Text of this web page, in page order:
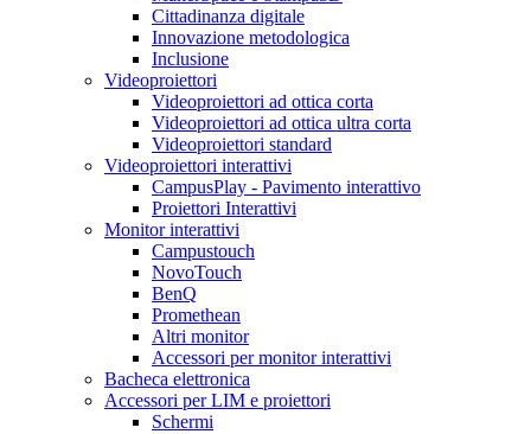
Cittadinanza digitale
Innovazione metodologica
Inclusione
Videoproiettori
Videoproiettori ad ottica corta
Videoproiettori ad ottica ultra corta
Videoproiettori standard
Videoproiettori interattivi
CampusPlay - Pavimento interattivo
Proiettori Interattivi
Monitor interattivi
Campustouch
NovoTouch
BenQ
Promethean
Altri monitor
Accessori per monitor interattivi
Bacheca elettronica
Accessori per LIM e proiettori
Schermi